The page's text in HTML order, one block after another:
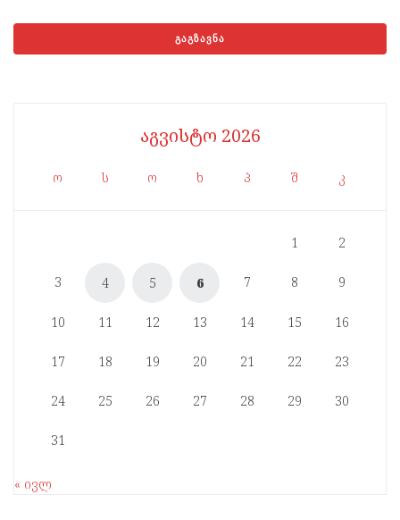
აგვისტო 2026
ო ს ო ხ პ შ კ
1 2
3 4 5 6 7 8 9
10 11 12 13 14 15 16
17 18 19 20 21 22 23
24 25 26 27 28 29 30
31
« ივლ